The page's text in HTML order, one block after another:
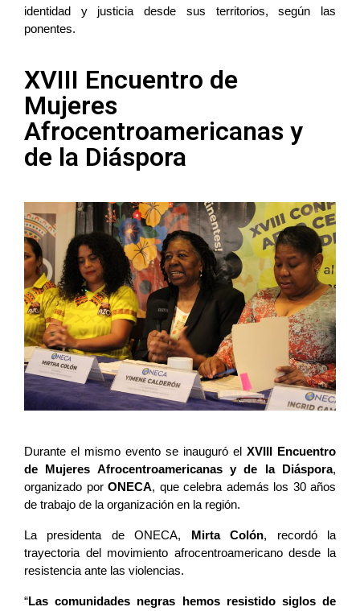
identidad y justicia desde sus territorios, según las
ponentes.
XVIII Encuentro de
Mujeres
Afrocentroamericanas y
de la Diáspora
Durante el mismo evento se inauguró el XVIII Encuentro
de Mujeres Afrocentroamericanas y de la Diáspora,
organizado por ONECA, que celebra además los 30 años
de trabajo de la organización en la región.
La presidenta de ONECA, Mirta Colón, recordó la
trayectoria del movimiento afrocentroamericano desde la
resistencia ante las violencias.
“Las comunidades negras hemos resistido siglos de